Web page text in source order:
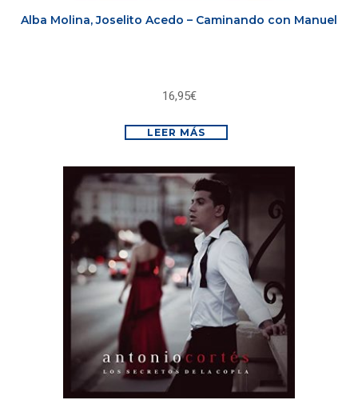
Alba Molina, Joselito Acedo – Caminando con Manuel
16,95€
LEER MÁS